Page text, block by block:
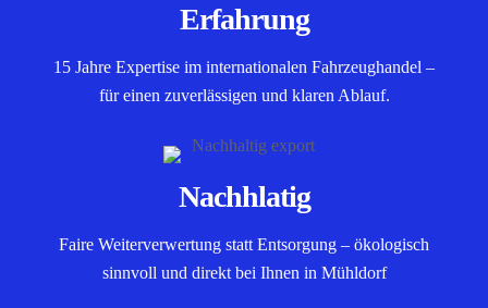
Erfahrung
15 Jahre Expertise im internationalen Fahrzeughandel –
für einen zuverlässigen und klaren Ablauf.
Nachhlatig
Faire Weiterverwertung statt Entsorgung – ökologisch
sinnvoll und direkt bei Ihnen in Mühldorf